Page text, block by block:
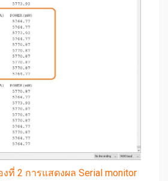
ที่ 2 การแสดงผล Serial monitor